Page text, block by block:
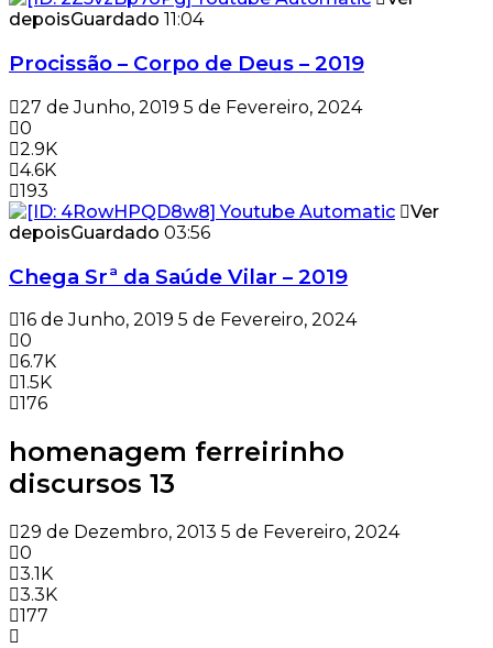
depoisGuardado 11:04
Procissão – Corpo de Deus – 2019
27 de Junho, 2019 5 de Fevereiro, 2024
0
2.9K
4.6K
193
Ver
depoisGuardado 03:56
Chega Srª da Saúde Vilar – 2019
16 de Junho, 2019 5 de Fevereiro, 2024
0
6.7K
1.5K
176
homenagem ferreirinho
discursos 13
29 de Dezembro, 2013 5 de Fevereiro, 2024
0
3.1K
3.3K
177